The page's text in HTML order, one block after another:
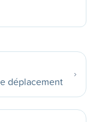
déplacement